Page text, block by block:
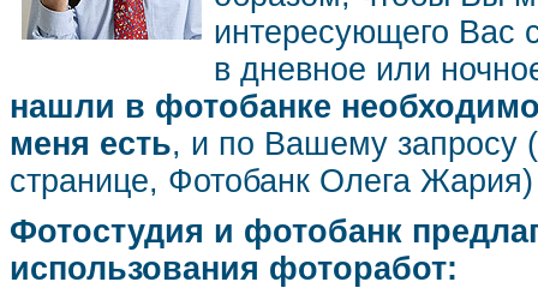
интересующего Вас
в дневное или
нашли в фотобанке
меня есть, и по Вашему запросу
странице, Фотобанк Олега
Фотостудия и фотобанк
использования фоторабот: